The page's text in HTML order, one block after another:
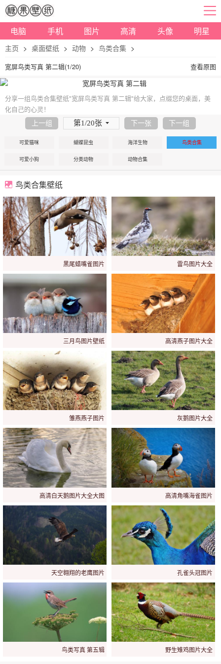
电脑 手机 图片 高清 头像 明星
主页 > 桌面壁纸 > 动物 > 鸟类合集 >
宽屏鸟类写真 第二辑(1/20) 查看原图
分享一组鸟类合集壁纸"宽屏鸟类写真 第二辑"给大家，点缀您的桌面，美
化自己的心灵！
上一组 第1/20张 下一张 下一组
可爱猫咪 蝴蝶昆虫 海洋生物 鸟类合集
可爱小狗 分类动物 动物合集
鸟类合集壁纸
黑尾蜡嘴雀图片 雷鸟图片大全
三月鸟图片壁纸 高清燕子图片大全
雏燕燕子图片 灰鹅图片大全
高清白天鹅图片大全大图 高清角嘴海雀图片
天空翱翔的老鹰图片 孔雀头冠图片
鸟类写真 第五辑 野生雉鸡图片大全